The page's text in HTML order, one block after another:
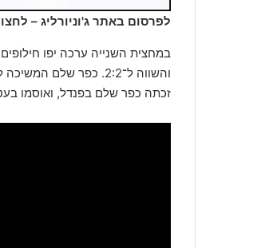
לפרסום באתר ג'וניורליג –
במחצית השנייה ערכה יפו
והשווה ל־2:2. כפר
זכתה כפר שלם בפנדל, ואוסמו בעט מדויק